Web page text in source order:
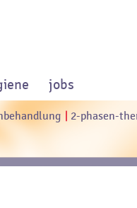
2-phasen-
jobs